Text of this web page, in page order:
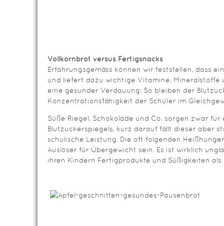
Vollkornbrot versus Fertigsnacks
Erfahrungsgemäss können wir feststellen, dass
und liefert dazu wichtige Vitamine, Mineralstoffe
eine gesunder Verdauung. So bleiben der
Konzentrationsfähigkeit der Schüler im
Süße Riegel, Schokolade und Co. sorgen zwar für
Blutzuckerspiegels, kurz darauf fällt dieser aber
schulische Leistung. Die oft folgenden
Auslöser für Übergewicht sein. Es ist wirklich
ihren Kindern Fertigprodukte und Süßigkeiten als